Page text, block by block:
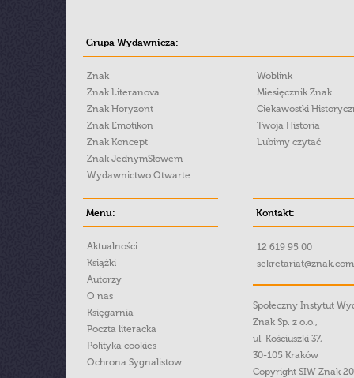
Grupa Wydawnicza:
Znak
Znak Literanova
Znak Horyzont
Znak Emotikon
Znak Koncept
Znak JednymSłowem
Wydawnictwo Otwarte
Woblink
Miesięcznik Znak
Ciekawostki
Twoja Historia
Lubimy czytać
Menu:
Aktualności
Książki
Autorzy
O nas
Księgarnia
Poczta literacka
Polityka cookies
Ochrona Sygnalistow
Kontakt:
12 619 95 00
Społeczny Instytut
Znak Sp. z o.o.,
ul. Kościuszki 37,
30-105 Kraków
Copyright SIW Znak